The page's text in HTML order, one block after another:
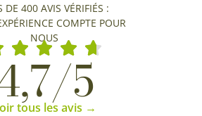
DE 400 AVIS VÉRIFIÉS :
COMPTE POUR
NOUS
5
tous les avis →